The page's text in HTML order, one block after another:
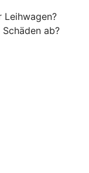
Leihwagen?
ab?